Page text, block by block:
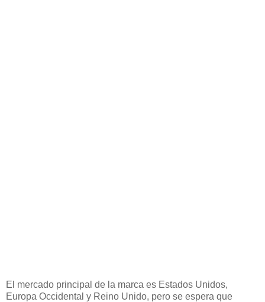
El mercado principal de la marca es Estados Unidos,
Europa Occidental y Reino Unido, pero se espera que